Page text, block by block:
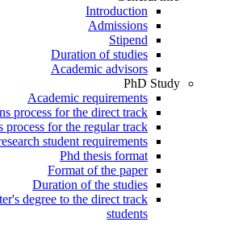
Introduction
Admissions
Stipend
Duration of studies
Academic advisors
PhD Study
Academic requirements
process for the direct track
process for the regular track
student requirements
Phd thesis format
Format of the paper
Duration of the studies
degree to the direct track
students